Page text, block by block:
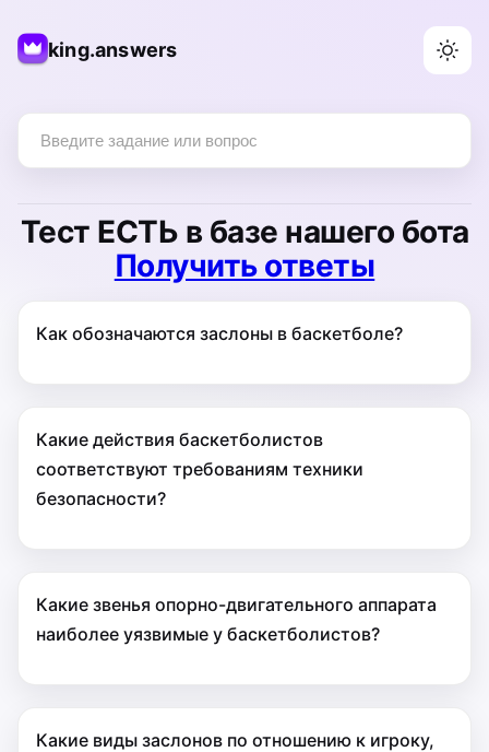
king.answers
Тест ЕСТЬ в базе нашего бота
Получить ответы
Как обозначаются заслоны в баскетболе?
Какие действия баскетболистов
соответствуют требованиям техники
безопасности?
Какие звенья опорно-двигательного аппарата
наиболее уязвимые у баскетболистов?
Какие виды заслонов по отношению к игроку,